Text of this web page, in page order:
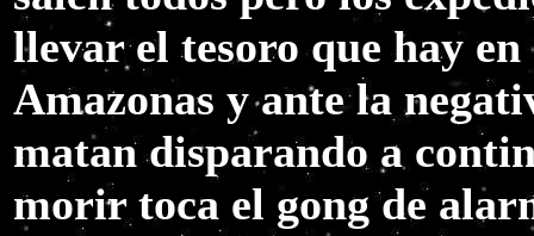
llevar el tesoro que hay
Amazonas y ante la
matan disparando a
morir toca el gong de